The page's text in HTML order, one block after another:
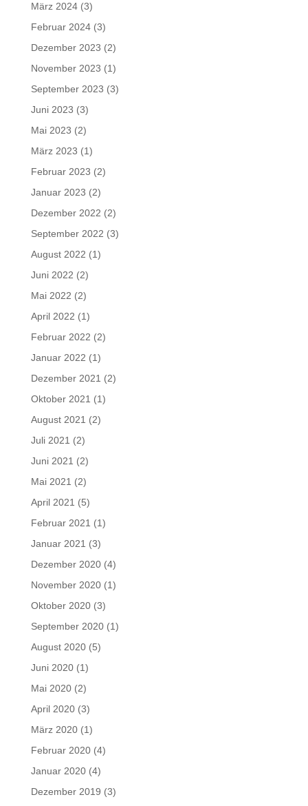
März 2024(3)
Februar 2024(3)
Dezember 2023 (2)
November 2023 (1)
September 2023 (3)
Juni 2023 (3)
Mai 2023 (2)
März 2023 (1)
Februar 2023 (2)
Januar 2023 (2)
Dezember 2022 (2)
September 2022 (3)
August 2022 (1)
Juni 2022 (2)
Mai 2022 (2)
April 2022 (1)
Februar 2022 (2)
Januar 2022 (1)
Dezember 2021 (2)
Oktober 2021 (1)
August 2021 (2)
Juli 2021 (2)
Juni 2021 (2)
Mai 2021 (2)
April 2021 (5)
Februar 2021 (1)
Januar 2021 (3)
Dezember 2020(4)
November 2020(1)
Oktober 2020(3)
September 2020(1)
August 2020(5)
Juni 2020(1)
Mai 2020(2)
April 2020(3)
März 2020(1)
Februar 2020(4)
Januar 2020(4)
Dezember 2019 (3)